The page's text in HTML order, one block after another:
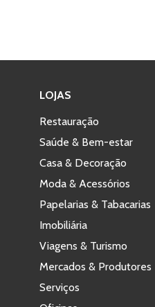
LOJAS
Restauração
Saúde & Bem-estar
Casa & Decoração
Moda & Acessórios
Papelarias & Tabacarias
Imobiliária
Viagens & Turismo
Mercados & Produtores
Serviços